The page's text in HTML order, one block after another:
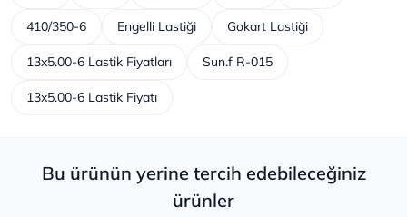
410/350-6 Engelli Lastiği Gokart Lastiği
13x5.00-6 Lastik Fiyatları Sun.f R-015
13x5.00-6 Lastik Fiyatı
Bu ürünün yerine tercih edebileceğiniz
ürünler